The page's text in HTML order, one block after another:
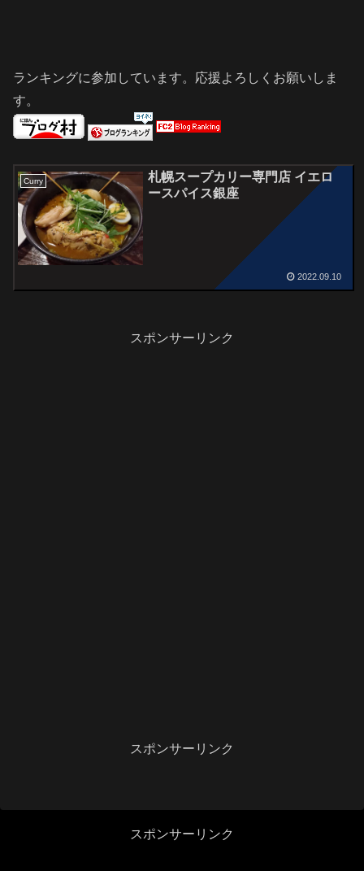
ランキングに参加しています。応援よろしくお願いしま
す。
Curry
札幌スープカリー専門店 イエロ
ースパイス銀座
2022.09.10
スポンサーリンク
スポンサーリンク
スポンサーリンク